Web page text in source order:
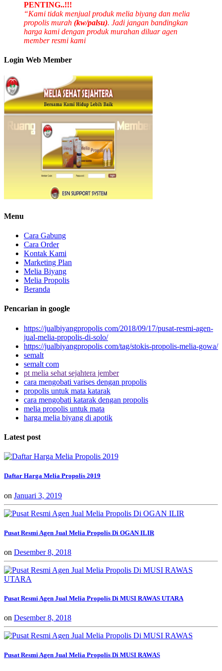
PENTING..!!!
“Kami tidak menjual produk melia biyang dan melia
propolis murah (kw/palsu). Jadi jangan bandingkan
harga kami dengan produk murahan diluar agen
member resmi kami
Login Web Member
Menu
Cara Gabung
Cara Order
Kontak Kami
Marketing Plan
Melia Biyang
Melia Propolis
Beranda
Pencarian in google
https://jualbiyangpropolis com/2018/09/17/pusat-resmi-agen-
jual-melia-propolis-di-solo/
https://jualbiyangpropolis com/tag/stokis-propolis-melia-gowa/
semalt
semalt com
pt melia sehat sejahtera jember
cara mengobati varises dengan propolis
propolis untuk mata katarak
cara mengobati katarak dengan propolis
melia propolis untuk mata
harga melia biyang di apotik
Latest post
Daftar Harga Melia Propolis 2019
on Januari 3, 2019
Pusat Resmi Agen Jual Melia Propolis Di OGAN ILIR
on Desember 8, 2018
Pusat Resmi Agen Jual Melia Propolis Di MUSI RAWAS UTARA
on Desember 8, 2018
Pusat Resmi Agen Jual Melia Propolis Di MUSI RAWAS